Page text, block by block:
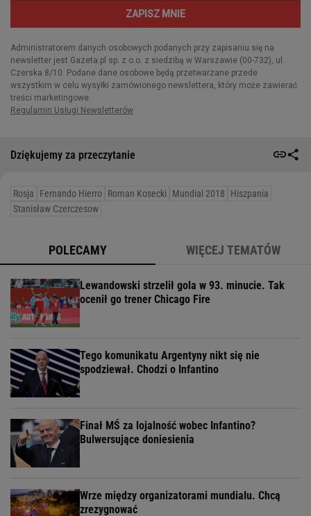
Dziękujemy za przeczytanie
Rosja Fernando Hierro Roman Kosecki Mundial 2018
Hiszpania
Stanisław Czerczesow
POLECAMY WIĘCEJ TEMATÓW
Lewandowski strzelił gola w 93. minucie. Tak
ocenił go trener Chicago Fire
Tego komunikatu Argentyny nikt się nie
spodziewał. Chodzi o Infantino
Finał MŚ za lojalność wobec Infantino?
Bulwersujące doniesienia
Wrze między organizatorami mundialu. Chcą
zrezygnować